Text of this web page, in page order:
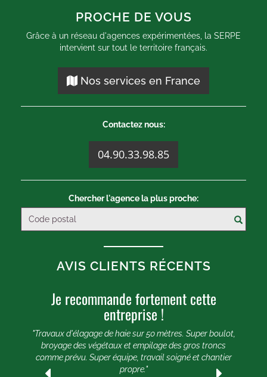
PROCHE DE VOUS
Grâce à un réseau d'agences expérimentées, la SERPE
intervient sur tout le territoire français.
Nos services en France
Contactez nous:
04.90.33.98.85
Chercher l'agence la plus proche:
AVIS CLIENTS RÉCENTS
Je recommande fortement cette
entreprise !
"Travaux d'élagage de haie sur 50 mètres. Super boulot,
broyage des végétaux et empilage des gros troncs
comme prévu. Super équipe, travail soigné et chantier
propre."